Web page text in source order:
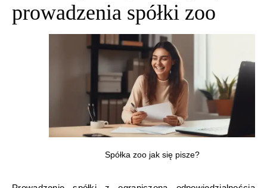
prowadzenia spółki zoo
Spółka zoo jak się pisze?